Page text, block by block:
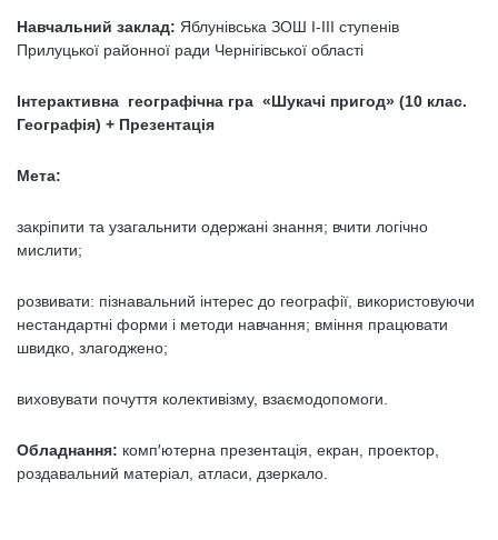
Навчальний заклад: Яблунівська ЗОШ І-ІІІ ступенів
Прилуцької районної ради Чернігівської області
Інтерактивна географічна гра «Шукачі пригод» (10 клас.
Географія) + Презентація
Мета:
закріпити та узагальнити одержані знання; вчити логічно
мислити;
розвивати: пізнавальний інтерес до географії, використовуючи
нестандартні форми і методи навчання; вміння працювати
швидко, злагоджено;
виховувати почуття колективізму, взаємодопомоги.
Обладнання: комп′ютерна презентація, екран, проектор,
роздавальний матеріал, атласи, дзеркало.